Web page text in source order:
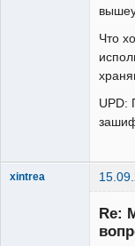
Что
UPD:
xintrea
Re: